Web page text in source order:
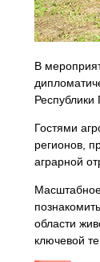
В
Республики
Гостями
регионов,
аграрной
области
ключевой